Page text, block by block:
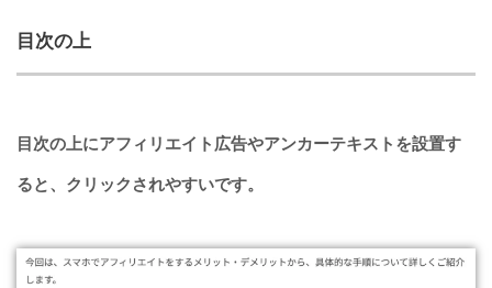
目次の上
目次の上にアフィリエイト広告やアンカーテキストを設置す
ると、クリックされやすいです。